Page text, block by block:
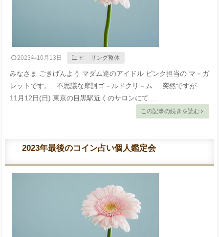
2023年10月13日 ヒ－リング整体
みなさま ごきげんよう マダム達のアイドル ピンク担当の マ－ガ
レットです。 不思議な摩訶ゴ－ルドクリ－ム 突然ですが
11月12日(日) 東京の目黒駅近くのサロンにて …
この記事の続きを読む
2023年最後のコイン占い個人鑑定会